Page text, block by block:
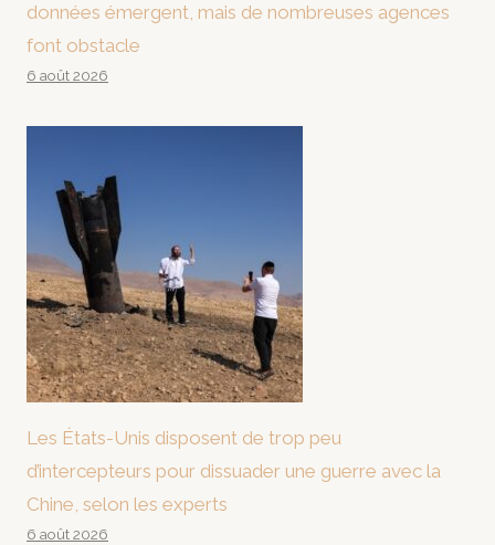
données émergent, mais de nombreuses agences
font obstacle
6 août 2026
Les États-Unis disposent de trop peu
d’intercepteurs pour dissuader une guerre avec la
Chine, selon les experts
6 août 2026